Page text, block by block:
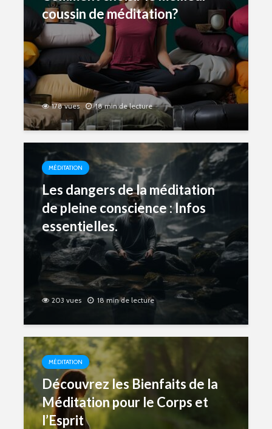
coussin de méditation?
178 vues 18 min de lecture
MÉDITATION
Les dangers de la méditation
de pleine conscience : Infos
essentielles.
203 vues 18 min de lecture
MÉDITATION
Découvrez les Bienfaits de la
Méditation pour le Corps et
l’Esprit